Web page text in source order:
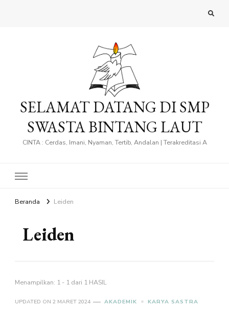
SELAMAT DATANG DI SMP
SWASTA BINTANG LAUT
CINTA : Cerdas, Imani, Nyaman, Tertib, Andalan | Terakreditasi A
Beranda Leiden
Leiden
Menampilkan: 1 - 1 dari 1 HASIL
UPDATED ON 2 MARET 2024 AKADEMIK KARYA SASTRA